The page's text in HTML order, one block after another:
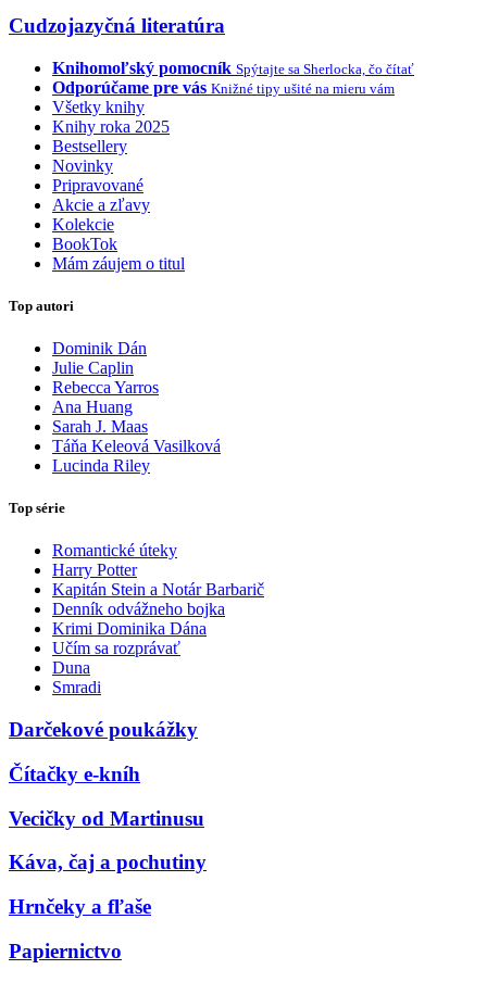
Cudzojazyčná literatúra
Knihomoľský pomocník Spýtajte sa Sherlocka, čo čítať
Odporúčame pre vás Knižné tipy ušité na mieru vám
Všetky knihy
Knihy roka 2025
Bestsellery
Novinky
Pripravované
Akcie a zľavy
Kolekcie
BookTok
Mám záujem o titul
Top autori
Dominik Dán
Julie Caplin
Rebecca Yarros
Ana Huang
Sarah J. Maas
Táňa Keleová Vasilková
Lucinda Riley
Top série
Romantické úteky
Harry Potter
Kapitán Stein a Notár Barbarič
Denník odvážneho bojka
Krimi Dominika Dána
Učím sa rozprávať
Duna
Smradi
Darčekové poukážky
Čítačky e-kníh
Vecičky od Martinusu
Káva, čaj a pochutiny
Hrnčeky a fľaše
Papiernictvo